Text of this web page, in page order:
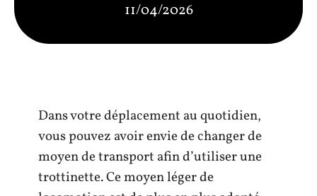
11/04/2026
Dans votre déplacement au quotidien,
vous pouvez avoir envie de changer de
moyen de transport afin d’utiliser une
trottinette. Ce moyen léger de